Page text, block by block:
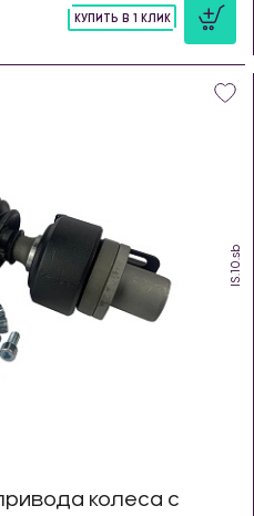
КУПИТЬ В 1 КЛИК
IS.10.sb
колеса с